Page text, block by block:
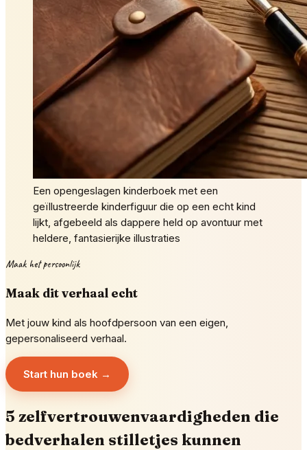
Een opengeslagen kinderboek met een
geïllustreerde kinderfiguur die op een echt kind
lijkt, afgebeeld als dappere held op avontuur met
heldere, fantasierijke illustraties
Maak het persoonlijk
Maak dit verhaal echt
Met jouw kind als hoofdpersoon van een eigen,
gepersonaliseerd verhaal.
Start hun boek →
5 zelfvertrouwenvaardigheden die
bedverhalen stilletjes kunnen